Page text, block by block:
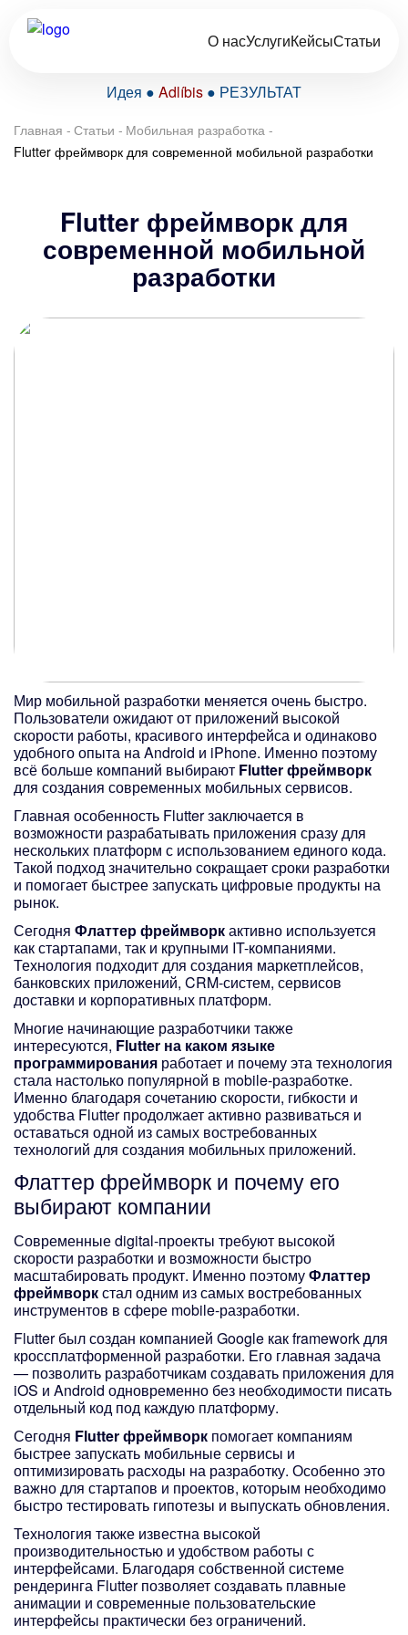
О насУслугиКейсыСтатьи
Идея ● Adlíbis ● РЕЗУЛЬТАТ
Главная - Статьи - Мобильная разработка -
Flutter фреймворк для современной мобильной разработки
Flutter фреймворк для
современной мобильной
разработки
Мир мобильной разработки меняется очень быстро.
Пользователи ожидают от приложений высокой
скорости работы, красивого интерфейса и одинаково
удобного опыта на Android и iPhone. Именно поэтому
всё больше компаний выбирают Flutter фреймворк
для создания современных мобильных сервисов.
Главная особенность Flutter заключается в
возможности разрабатывать приложения сразу для
нескольких платформ с использованием единого кода.
Такой подход значительно сокращает сроки разработки
и помогает быстрее запускать цифровые продукты на
рынок.
Сегодня Флаттер фреймворкактивно используется
как стартапами, так и крупными IT-компаниями.
Технология подходит для создания маркетплейсов,
банковских приложений, CRM-систем, сервисов
доставки и корпоративных платформ.
Многие начинающие разработчики также
интересуются, Flutter на каком языке
программирования работает и почему эта технология
стала настолько популярной в mobile-разработке.
Именно благодаря сочетанию скорости, гибкости и
удобства Flutter продолжает активно развиваться и
оставаться одной из самых востребованных
технологий для создания мобильных приложений.
Флаттер фреймворк и почему его
выбирают компании
Современные digital-проекты требуют высокой
скорости разработки и возможности быстро
масштабировать продукт. Именно поэтомуФлаттер
фреймворкстал одним из самых востребованных
инструментов в сфере mobile-разработки.
Flutter был создан компанией Google как framework для
кроссплатформенной разработки. Его главная задача
— позволить разработчикам создавать приложения для
iOS и Android одновременно без необходимости писать
отдельный код под каждую платформу.
Сегодня Flutter фреймворк помогает компаниям
быстрее запускать мобильные сервисы и
оптимизировать расходы на разработку. Особенно это
важно для стартапов и проектов, которым необходимо
быстро тестировать гипотезы и выпускать обновления.
Технология также известна высокой
производительностью и удобством работы с
интерфейсами. Благодаря собственной системе
рендеринга Flutter позволяет создавать плавные
анимации и современные пользовательские
интерфейсы практически без ограничений.